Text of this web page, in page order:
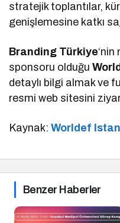
stratejik toplantılar,
genişlemesine katkı
Branding Türkiye‘nin
sponsoru olduğu
detaylı bilgi almak ve
resmi web sitesini
Kaynak:Worldef
Benzer Haberler